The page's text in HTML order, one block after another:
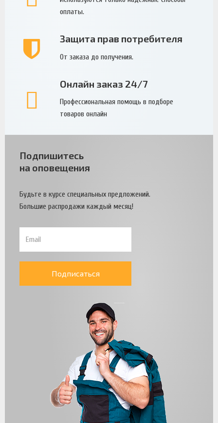
оплаты.
Защита прав потребителя
От заказа до получения.
Онлайн заказ 24/7
Профессиональная помощь в подборе
товаров онлайн
Подпишитесь
на оповещения
Будьте в курсе специальных предложений.
Большие распродажи каждый месяц!
Подписаться